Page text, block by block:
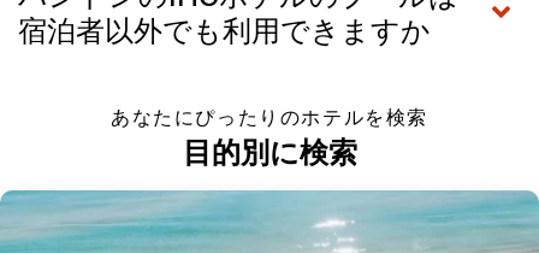
宿泊者以外でも利用できますか
あなたにぴったりのホテルを検索
目的別に検索